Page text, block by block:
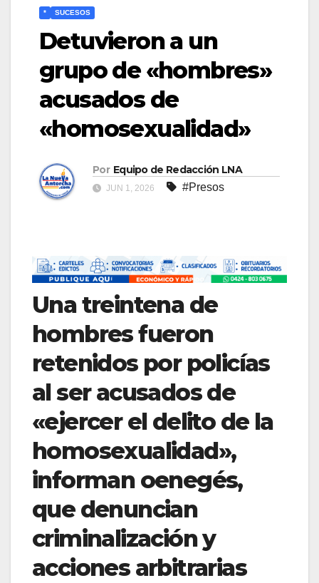
* SUCESOS
Detuvieron a un
grupo de «hombres»
acusados de
«homosexualidad»
Por Equipo de Redacción LNA
JUN 1, 2026 #Presos
Una treintena de
hombres fueron
retenidos por policías
al ser acusados de
«ejercer el delito de la
homosexualidad»,
informan oenegés,
que denuncian
criminalización y
acciones arbitrarias